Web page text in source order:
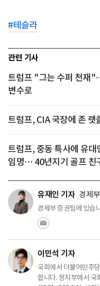
#테슬라
관련 기사
트럼프 "그는 수퍼 천재
변수로
트럼프, CIA 국장에 존
트럼프, 중동 특사에 유
임명… 40년지기 골프 친
유재인 기자 경제부
경제부 증권팀에 있습
이민석 기자
국회에서 더불어민주
합니다. 정치부에서 국